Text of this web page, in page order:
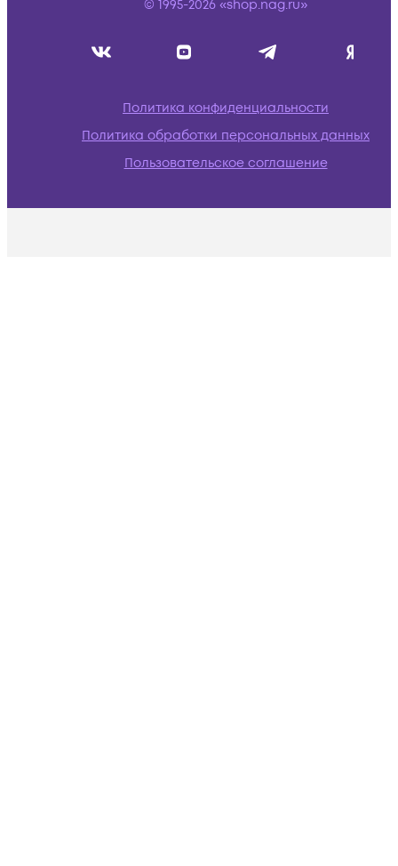
© 1995-2026 «shop.nag.ru»
Политика конфиденциальности
Политика обработки персональных данных
Пользовательское соглашение